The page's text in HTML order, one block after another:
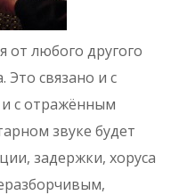
от любого другого
связано и с
с отражённым
звуке будет
задержки, хоруса